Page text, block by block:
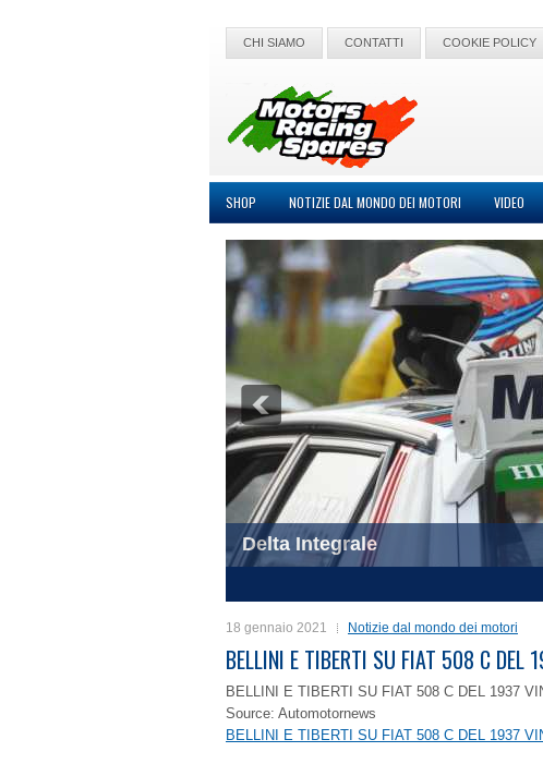
CHI SIAMO CONTATTI COOKIE POLICY
SHOP NOTIZIE DAL MONDO DEI MOTORI VIDEO
Delta Integrale
18 gennaio 2021 Notizie dal mondo dei motori
BELLINI E TIBERTI SU FIAT 508 C DEL
BELLINI E TIBERTI SU FIAT 508 C DEL 1937
Source: Automotornews
BELLINI E TIBERTI SU FIAT 508 C DEL 1937